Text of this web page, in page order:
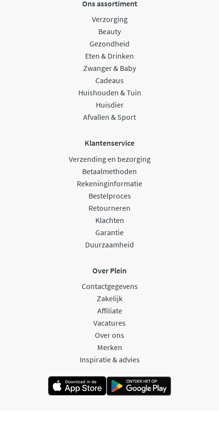
Ons assortiment
Verzorging
Beauty
Gezondheid
Eten & Drinken
Zwanger & Baby
Cadeaus
Huishouden & Tuin
Huisdier
Afvallen & Sport
Klantenservice
Verzending en bezorging
Betaalmethoden
Rekeninginformatie
Bestelproces
Retourneren
Klachten
Garantie
Duurzaamheid
Over Plein
Contactgegevens
Zakelijk
Affiliate
Vacatures
Over ons
Merken
Inspiratie & advies